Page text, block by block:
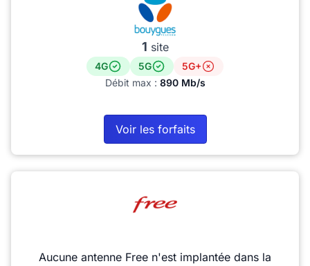
1 site
4G 5G
5G+
Débit max : 890 Mb/s
Voir les forfaits
Aucune antenne Free n'est implantée dans la